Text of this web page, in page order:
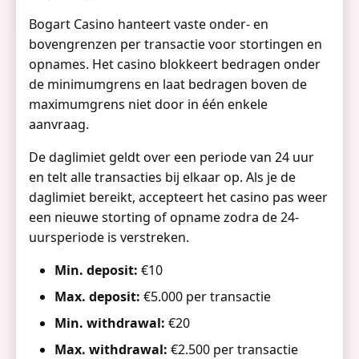
Bogart Casino hanteert vaste onder- en
bovengrenzen per transactie voor stortingen en
opnames. Het casino blokkeert bedragen onder
de minimumgrens en laat bedragen boven de
maximumgrens niet door in één enkele
aanvraag.
De daglimiet geldt over een periode van 24 uur
en telt alle transacties bij elkaar op. Als je de
daglimiet bereikt, accepteert het casino pas weer
een nieuwe storting of opname zodra de 24-
uursperiode is verstreken.
Min. deposit: €10
Max. deposit: €5.000 per transactie
Min. withdrawal: €20
Max. withdrawal: €2.500 per transactie